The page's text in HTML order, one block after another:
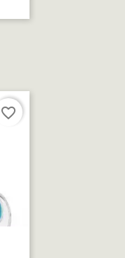
favorite_border